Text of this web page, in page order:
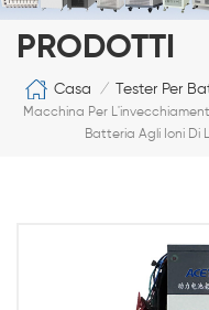
PRODOTTI
Casa / Tester Per
Macchina Per
Batteria Agli Ioni Di